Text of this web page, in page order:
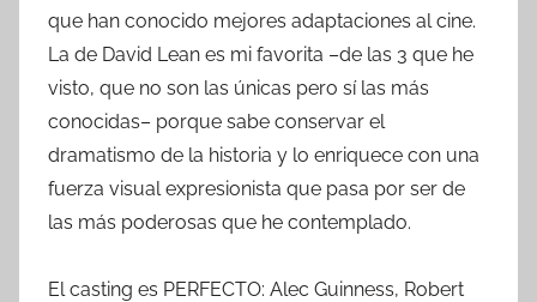
que han conocido mejores adaptaciones al cine.
La de David Lean es mi favorita –de las 3 que he
visto, que no son las únicas pero sí las más
conocidas– porque sabe conservar el
dramatismo de la historia y lo enriquece con una
fuerza visual expresionista que pasa por ser de
las más poderosas que he contemplado.
El casting es PERFECTO: Alec Guinness, Robert